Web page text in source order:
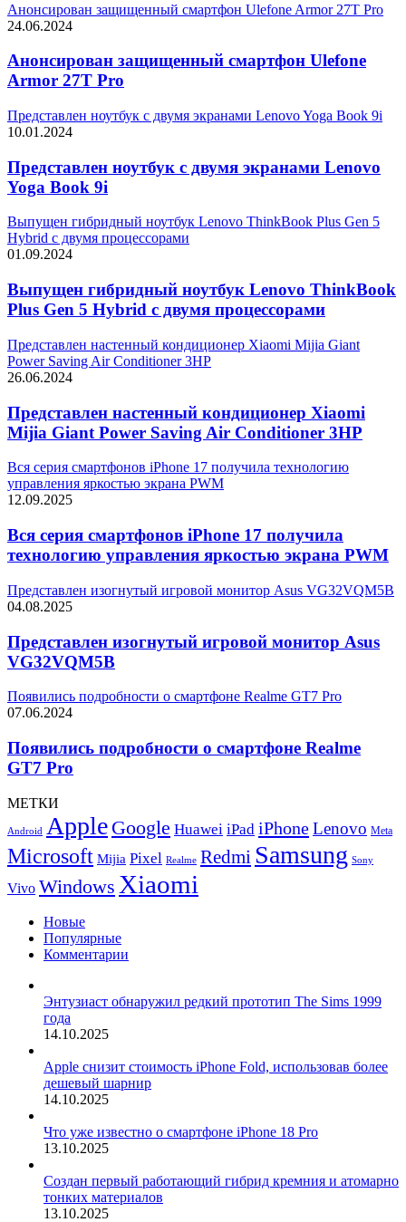
Анонсирован защищенный смартфон Ulefone Armor 27T Pro
24.06.2024
Анонсирован защищенный смартфон Ulefone
Armor 27T Pro
Представлен ноутбук с двумя экранами Lenovo Yoga Book 9i
10.01.2024
Представлен ноутбук с двумя экранами Lenovo
Yoga Book 9i
Выпущен гибридный ноутбук Lenovo ThinkBook Plus Gen 5
Hybrid с двумя процессорами
01.09.2024
Выпущен гибридный ноутбук Lenovo ThinkBook
Plus Gen 5 Hybrid с двумя процессорами
Представлен настенный кондиционер Xiaomi Mijia Giant
Power Saving Air Conditioner 3HP
26.06.2024
Представлен настенный кондиционер Xiaomi
Mijia Giant Power Saving Air Conditioner 3HP
Вся серия смартфонов iPhone 17 получила технологию
управления яркостью экрана PWM
12.09.2025
Вся серия смартфонов iPhone 17 получила
технологию управления яркостью экрана PWM
Представлен изогнутый игровой монитор Asus VG32VQM5B
04.08.2025
Представлен изогнутый игровой монитор Asus
VG32VQM5B
Появились подробности о смартфоне Realme GT7 Pro
07.06.2024
Появились подробности о смартфоне Realme
GT7 Pro
МЕТКИ
Android Apple Google Huawei iPad iPhoneLenovo Meta
Microsoft Mijia Pixel Realme Redmi Samsung Sony
Vivo Windows Xiaomi
Новые
Популярные
Комментарии
Энтузиаст обнаружил редкий прототип The Sims 1999
года
14.10.2025
Apple снизит стоимость iPhone Fold, использовав более
дешевый шарнир
14.10.2025
Что уже известно о смартфоне iPhone 18 Pro
13.10.2025
Создан первый работающий гибрид кремния и атомарно
тонких материалов
13.10.2025